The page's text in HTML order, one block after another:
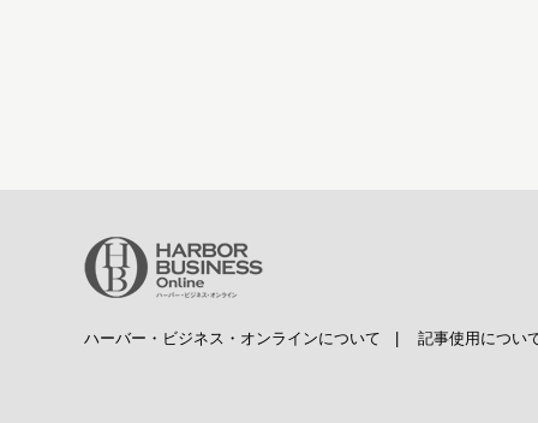
ハーバー・ビジネス・オンラインについて | 記事使用につい